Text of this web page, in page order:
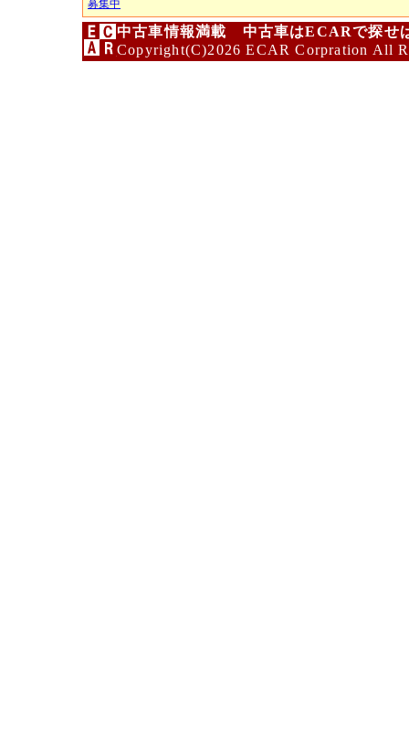
募集中
中古車情報満載 中古車はECARで探せ
Copyright(C)2026 ECAR Corpration All